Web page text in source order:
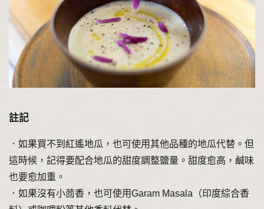
註記
．如果買不到紅遙地瓜，也可使用其他品種的地瓜代替。但
這時候，記得要配合地瓜的甜度調整鹽量。甜度愈高，鹹味
也要愈加重。
．如果沒有小茴香，也可使用Garam Masala（印度綜合香